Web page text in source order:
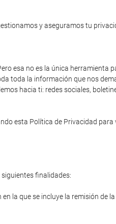
y aseguramos tu
esa no es la única
toda la información que nos
hacia ti: redes sociales,
esta Política de Privacidad
finalidades:
la que se incluye la remisión de